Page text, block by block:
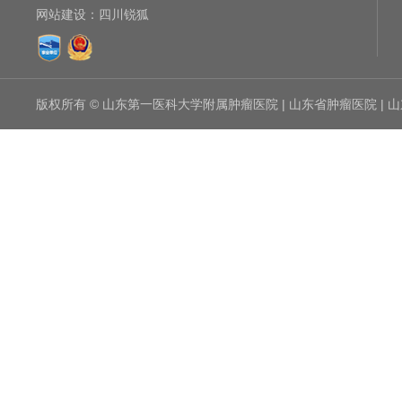
网站建设 ： 四川锐狐
版权所有 © 山东第一医科大学附属肿瘤医院 | 山东省肿瘤医院 |